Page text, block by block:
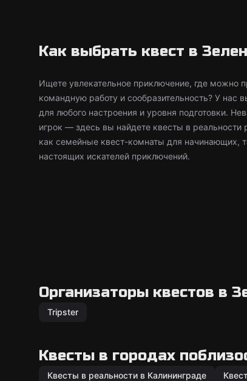
Как выбрать квест в
Ищете увлекательное приключение, где можно
командную работу и сообразительность? У нас
для любого настроения и уровня подготовки.
игрок — здесь вы найдете квесты в
как семейные квест-комнаты для начинающих,
настоящих искателей приключений.
Организаторы квестов в
Tripster
Квесты в городах
Квесты в реальности в Калининграде